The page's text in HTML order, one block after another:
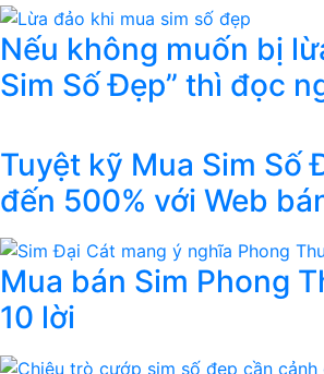
Nếu không muốn bị
Sim Số Đẹp” thì đọc
Tuyệt kỹ Mua Sim Số
đến 500% với Web
Mua bán Sim Phong
10 lời